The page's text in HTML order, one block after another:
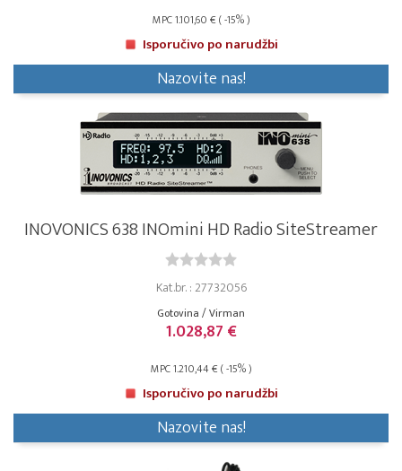
MPC 1.101,60 € ( -15% )
Isporučivo po narudžbi
Nazovite nas!
INOVONICS 638 INOmini HD Radio SiteStreamer
Kat.br. : 27732056
Gotovina / Virman
1.028,87 €
MPC 1.210,44 € ( -15% )
Isporučivo po narudžbi
Nazovite nas!